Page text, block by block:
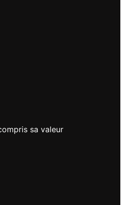
sa valeur